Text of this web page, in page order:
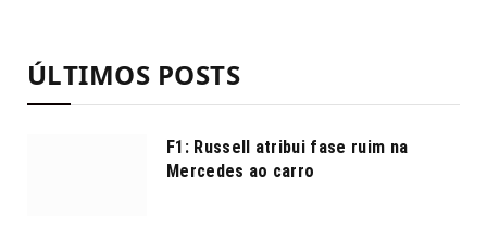
ÚLTIMOS POSTS
F1: Russell atribui fase ruim na
Mercedes ao carro